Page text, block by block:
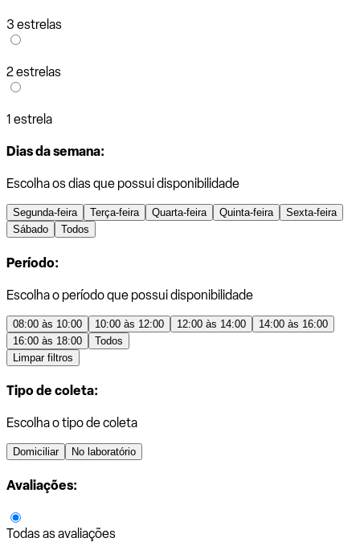
3 estrelas
2 estrelas
1 estrela
Dias da semana:
Escolha os dias que possui disponibilidade
Segunda-feira Terça-feira Quarta-feira Quinta-feira
Sexta-feira
Sábado
Todos
Período:
Escolha o período que possui disponibilidade
08:00 às 10:00 10:00 às 12:00 12:00 às 14:00
14:00 às 16:00
16:00 às 18:00
Todos
Limpar filtros
Tipo de coleta:
Escolha o tipo de coleta
Domiciliar No laboratório
Avaliações:
Todas as avaliações